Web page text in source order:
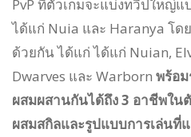
PvP ที่ตัวเกมจะแบ่งทวีปใหญ่
ได้แก่ Nuia และ Haranya โด
ด้วยกัน ได้แก่ ได้แก่ Nuian,
Dwarves และ Warborn พร้อ
ผสมผสานกันได้ถึง 3 อาชีพใน
ผสมสกิลและรูปแบบการเล่นที่